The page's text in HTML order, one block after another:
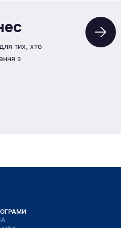
тих, хто
з